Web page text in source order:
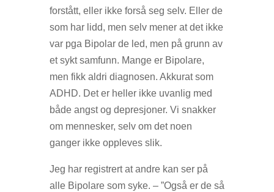
forstått, eller ikke forså seg selv. Eller de
som har lidd, men selv mener at det ikke
var pga Bipolar de led, men på grunn av
et sykt samfunn. Mange er Bipolare,
men fikk aldri diagnosen. Akkurat som
ADHD. Det er heller ikke uvanlig med
både angst og depresjoner. Vi snakker
om mennesker, selv om det noen
ganger ikke oppleves slik.
Jeg har registrert at andre kan ser på
alle Bipolare som syke. – ”Også er de så